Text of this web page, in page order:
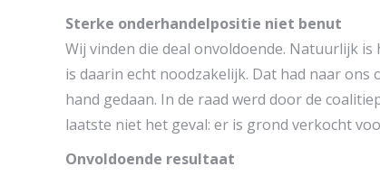
Sterke onderhandelpositie niet benut
Wij vinden die deal onvoldoende. Natuurlijk
is daarin echt noodzakelijk. Dat had naar
hand gedaan. In de raad werd door de
laatste niet het geval: er is grond verkocht
Onvoldoende resultaat